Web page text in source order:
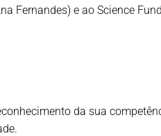
Fernandes) e ao Science
da sua